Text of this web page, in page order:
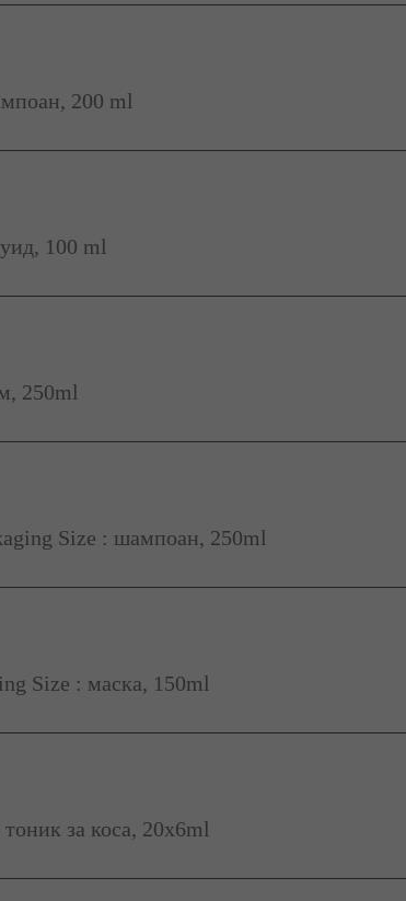
200 ml
100 ml
250ml
Size : шампоан, 250ml
Size : маска, 150ml
за коса, 20х6ml